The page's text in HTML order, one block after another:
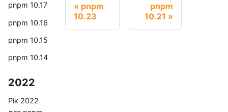
pnpm 10.17
pnpm 10.16
pnpm 10.15
pnpm 10.14
2022
Рік 2022
pnpm
10.23
pnpm
10.21